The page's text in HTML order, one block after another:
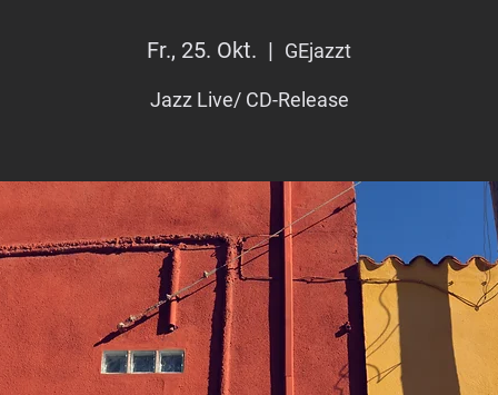
Fr., 25. Okt.
  |
GEjazzt
Jazz Live/ CD-Release